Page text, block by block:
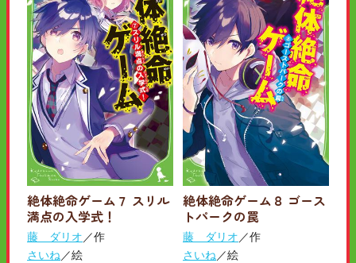
絶体絶命ゲーム７ スリル
満点の入学式！
藤 ダリオ ／作
さいね ／絵
絶体絶命ゲーム８ ゴース
トパークの罠
藤 ダリオ ／作
さいね ／絵